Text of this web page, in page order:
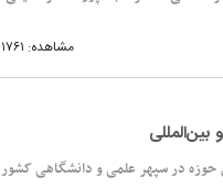
مشاهده: ۱۷۶۱
در سپهر علمی و دانشگاهی کشور